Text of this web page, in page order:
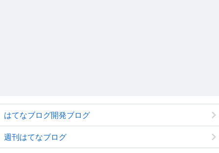
はてなブログ開発ブログ
週刊はてなブログ